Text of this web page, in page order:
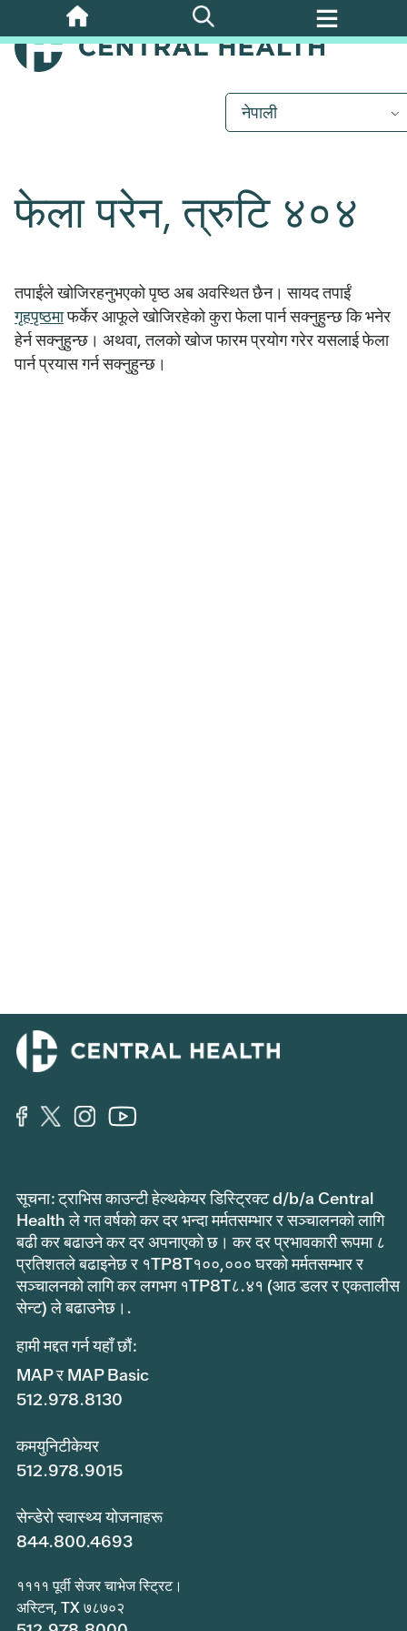
सामग्रीमा
जानुहोस्
नेपाली
फेला परेन, त्रुटि ४०४
तपाईंले खोजिरहनुभएको पृष्ठ अब अवस्थित छैन। सायद तपाईं
गृहपृष्ठमाफर्केर आफूले खोजिरहेको कुरा फेला पार्न सक्नुहुन्छ कि भनेर
हेर्न सक्नुहुन्छ। अथवा, तलको खोज फारम प्रयोग गरेर यसलाई फेला
पार्न प्रयास गर्न सक्नुहुन्छ।
सूचना: ट्राभिस काउन्टी हेल्थकेयर डिस्ट्रिक्ट d/b/a Central
Health ले गत वर्षको कर दर भन्दा मर्मतसम्भार र सञ्चालनको लागि
बढी कर बढाउने कर दर अपनाएको छ। कर दर प्रभावकारी रूपमा ८
प्रतिशतले बढाइनेछ र १TP8T१००,००० घरको मर्मतसम्भार र
सञ्चालनको लागि कर लगभग १TP8T८.४१ (आठ डलर र एकतालीस
सेन्ट) ले बढाउनेछ।.
हामी मद्दत गर्न यहाँ छौं:
MAP र MAP Basic
512.978.8130
कमयुनिटीकेयर
512.978.9015
सेन्डेरो स्वास्थ्य योजनाहरू
844.800.4693
११११ पूर्वी सेजर चाभेज स्ट्रिट।
अस्टिन, TX ७८७०२